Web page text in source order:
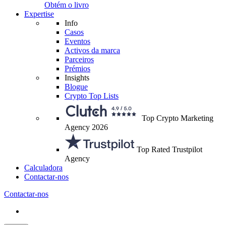
Obtém o livro
Expertise
Info
Casos
Eventos
Activos da marca
Parceiros
Prémios
Insights
Blogue
Crypto Top Lists
Top Crypto Marketing
Agency 2026
Top Rated Trustpilot
Agency
Calculadora
Contactar-nos
Contactar-nos